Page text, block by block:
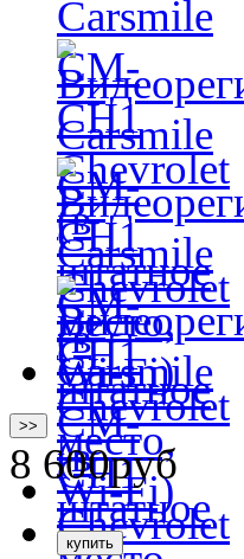
>>
8 600руб